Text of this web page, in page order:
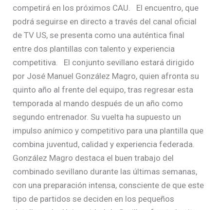
competirá en los próximos CAU. El encuentro, que
podrá seguirse en directo a través del canal oficial
de TV US, se presenta como una auténtica final
entre dos plantillas con talento y experiencia
competitiva. El conjunto sevillano estará dirigido
por José Manuel González Magro, quien afronta su
quinto año al frente del equipo, tras regresar esta
temporada al mando después de un año como
segundo entrenador. Su vuelta ha supuesto un
impulso anímico y competitivo para una plantilla que
combina juventud, calidad y experiencia federada.
González Magro destaca el buen trabajo del
combinado sevillano durante las últimas semanas,
con una preparación intensa, consciente de que este
tipo de partidos se deciden en los pequeños